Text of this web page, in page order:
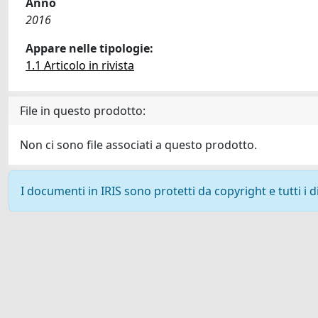
2016
Appare nelle tipologie:
1.1 Articolo in rivista
File in questo prodotto:
Non ci sono file associati a questo prodotto.
I documenti in IRIS sono protetti da copyright e tutti i